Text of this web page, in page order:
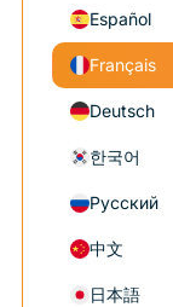
Español
Français
Deutsch
한국어
Русский
中文
日本語